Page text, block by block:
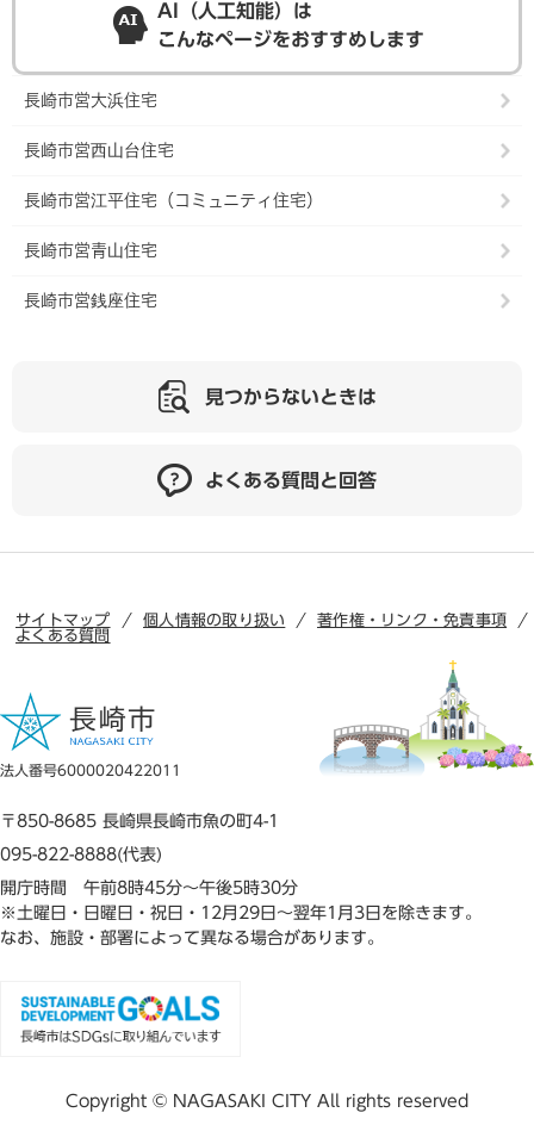
AI（人工知能）は
こんなページをおすすめします
長崎市営大浜住宅
長崎市営西山台住宅
長崎市営江平住宅（コミュニティ住宅）
長崎市営青山住宅
長崎市営銭座住宅
見つからないときは
よくある質問と回答
サイトマップ 個人情報の取り扱い
著作権・リンク・免責事項
よくある質問
法人番号6000020422011
〒850-8685 長崎県長崎市魚の町4-1
095-822-8888(代表)
開庁時間 午前8時45分～午後5時30分
※土曜日・日曜日・祝日・12月29日～翌年1月3日を除きます。
なお、施設・部署によって異なる場合があります。
Copyright © NAGASAKI CITY All rights reserved